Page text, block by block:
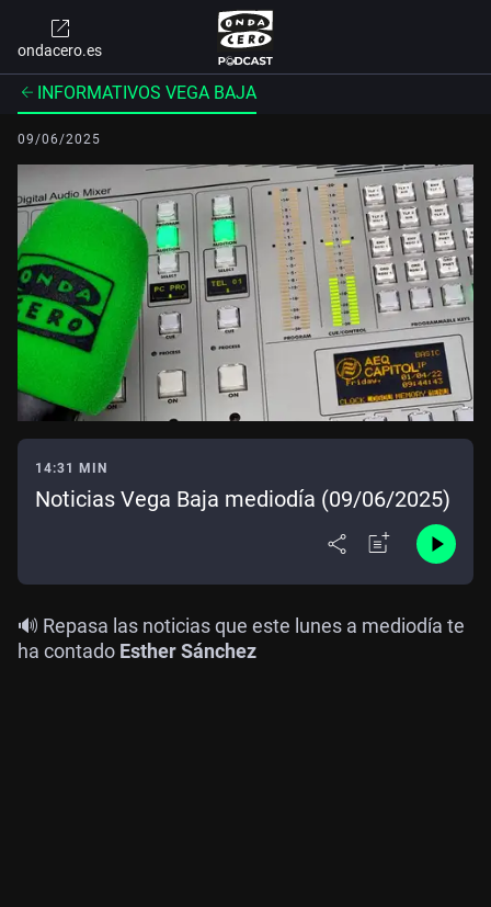
ondacero.es
INFORMATIVOS VEGA BAJA
09/06/2025
14:31 MIN
Noticias Vega Baja mediodía (09/06/2025)
🔊 Repasa las noticias que este lunes a mediodía te
ha contado Esther Sánchez